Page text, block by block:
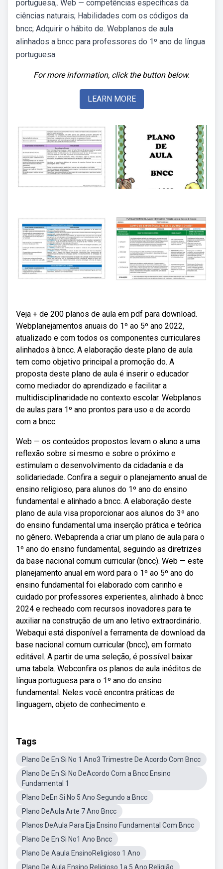
portuguesa,. Web — competências específicas da
ciências naturais; Habilidades com os códigos da
bncc; Adquirir o hábito de. Webplanos de aula
alinhados a bncc para professores do 1º ano de língua
portuguesa.
For more information, click the button below.
LEARN MORE
Veja + de 200 planos de aula em pdf para download.
Webplanejamentos anuais do 1º ao 5º ano 2022,
atualizado e com todos os componentes curriculares
alinhados à bncc. A elaboração deste plano de aula
tem como objetivo principal a promoção do. A
proposta deste plano de aula é inserir o educador
como mediador do aprendizado e facilitar a
multidisciplinaridade no contexto escolar. Webplanos
de aulas para 1º ano prontos para uso e de acordo
com a bncc.
Web — os conteúdos propostos levam o aluno a uma
reflexão sobre si mesmo e sobre o próximo e
estimulam o desenvolvimento da cidadania e da
solidariedade. Confira a seguir o planejamento anual de
ensino religioso, para alunos do 1º ano do ensino
fundamental e alinhado a bncc. A elaboração deste
plano de aula visa proporcionar aos alunos do 3º ano
do ensino fundamental uma inserção prática e teórica
no gênero. Webaprenda a criar um plano de aula para o
1º ano do ensino fundamental, seguindo as diretrizes
da base nacional comum curricular (bncc). Web — este
planejamento anual em word para o 1º ao 5º ano do
ensino fundamental foi elaborado com carinho e
cuidado por professores experientes, alinhado à bncc
2024 e recheado com recursos inovadores para te
auxiliar na construção de um ano letivo extraordinário.
Webaqui está disponível a ferramenta de download da
base nacional comum curricular (bncc), em formato
editável. A partir de uma seleção, é possível baixar
uma tabela. Webconfira os planos de aula inéditos de
língua portuguesa para o 1º ano do ensino
fundamental. Neles você encontra práticas de
linguagem, objeto de conhecimento e.
Tags
Plano De En Si No 1 Ano3 Trimestre De Acordo Com Bncc
Plano De En Si No DeAcordo Com a Bncc Ensino
Fundamental 1
Plano DeEn Si No 5 Ano Segundo a Bncc
Plano DeAula Arte 7 Ano Bncc
Planos DeAula Para Eja Ensino Fundamental Com Bncc
Plano De En Si No1 Ano Bncc
Plano De Aaula EnsinoReligioso 1 Ano
Plano De Aula Ensino Religioso 1a 5 Ano Religião